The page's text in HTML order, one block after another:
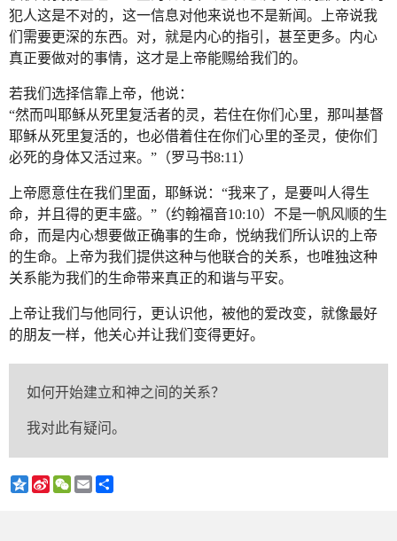
犯人这是不对的，这一信息对他来说也不是新闻。上帝说我
们需要更深的东西。对，就是内心的指引，甚至更多。内心
真正要做对的事情，这才是上帝能赐给我们的。
若我们选择信靠上帝，他说：
“然而叫耶稣从死里复活者的灵，若住在你们心里，那叫基督
耶稣从死里复活的，也必借着住在你们心里的圣灵，使你们
必死的身体又活过来。”（罗马书8:11）
上帝愿意住在我们里面，耶稣说：“我来了，是要叫人得生
命，并且得的更丰盛。”（约翰福音10:10）不是一帆风顺的生
命，而是内心想要做正确事的生命，悦纳我们所认识的上帝
的生命。上帝为我们提供这种与他联合的关系，也唯独这种
关系能为我们的生命带来真正的和谐与平安。
上帝让我们与他同行，更认识他，被他的爱改变，就像最好
的朋友一样，他关心并让我们变得更好。
如何开始建立和神之间的关系？
我对此有疑问。
Qzone
Sina
Weibo
WeChat
Email